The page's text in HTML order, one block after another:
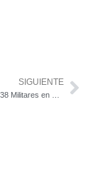
SIGUIENTE